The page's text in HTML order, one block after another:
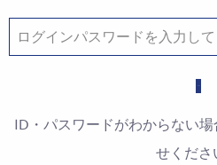
ID・パスワードがわからない
せくださ